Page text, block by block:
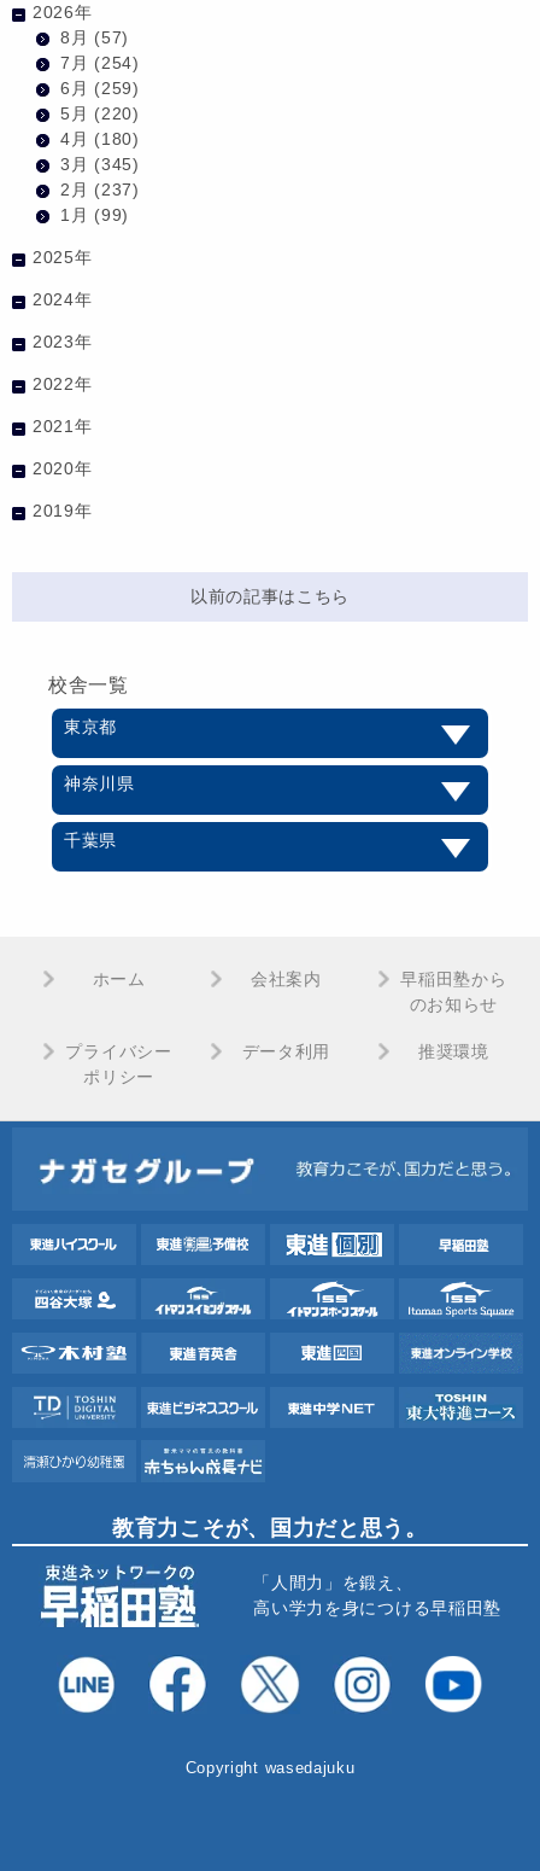
2026年
8月 (57)
7月 (254)
6月 (259)
5月 (220)
4月 (180)
3月 (345)
2月 (237)
1月 (99)
2025年
2024年
2023年
2022年
2021年
2020年
2019年
以前の記事はこちら
校舎一覧
東京都
神奈川県
千葉県
ホーム 会社案内
早稲田塾から
のお知らせ
プライバシー
ポリシー
データ利用 推奨環境
教育力こそが、国力だと思う。
「人間力」を鍛え、
高い学力を身につける早稲田塾
Copyright wasedajuku